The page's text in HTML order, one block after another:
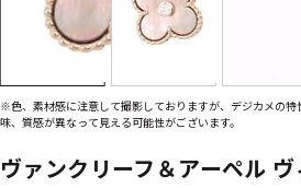
※色、素材感に注意して撮影しておりますが、デジカメの特
味、質感が異なって見える可能性がございます。
ヴァンクリーフ＆アーペル